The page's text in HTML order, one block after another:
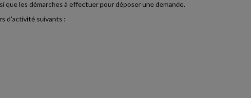
les démarches à effectuer pour déposer une demande.
d'activité suivants :